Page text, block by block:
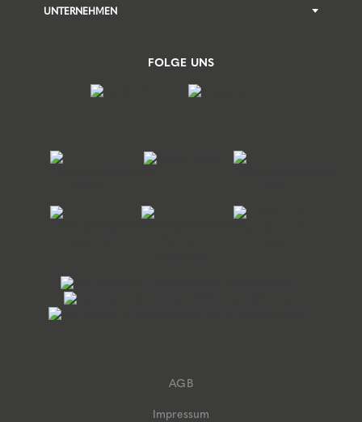
UNTERNEHMEN
FOLGE UNS
AGB
Impressum